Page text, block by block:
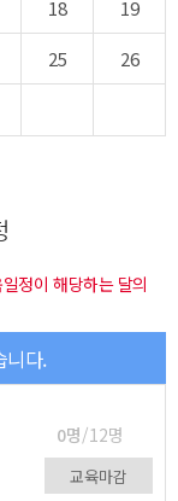
18
19
25
26
정이 해당하는 달의
니다.
0명/12명
교육마감